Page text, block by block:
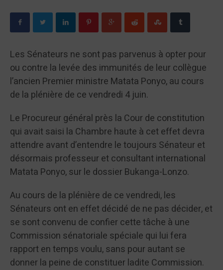
Les Sénateurs ne sont pas parvenus à opter pour
ou contre la levée des immunités de leur collègue
l’ancien Premier ministre Matata Ponyo, au cours
de la plénière de ce vendredi 4 juin.
Le Procureur général près la Cour de constitution
qui avait saisi la Chambre haute à cet effet devra
attendre avant d’entendre le toujours Sénateur et
désormais professeur et consultant international
Matata Ponyo, sur le dossier Bukanga-Lonzo.
Au cours de la plénière de ce vendredi, les
Sénateurs ont en effet décidé de ne pas décider, et
se sont convenu de confier cette tâche à une
Commission sénatoriale spéciale qui lui fera
rapport en temps voulu, sans pour autant se
donner la peine de constituer ladite Commission.